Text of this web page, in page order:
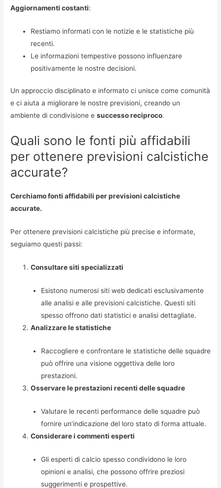
Aggiornamenti costanti:
Restiamo informati con le notizie e le statistiche più
recenti.
Le informazioni tempestive possono influenzare
positivamente le nostre decisioni.
Un approccio disciplinato e informato ci unisce come comunità
e ci aiuta a migliorare le nostre previsioni, creando un
ambiente di condivisione esuccesso reciproco.
Quali sono le fonti più affidabili
per ottenere previsioni calcistiche
accurate?
Cerchiamo fonti affidabili per previsioni calcistiche
accurate.
Per ottenere previsioni calcistiche più precise e informate,
seguiamo questi passi:
Consultare siti specializzati
Esistono numerosi siti web dedicati esclusivamente
alle analisi e alle previsioni calcistiche. Questi siti
spesso offrono dati statistici e analisi dettagliate.
Analizzare le statistiche
Raccogliere e confrontare le statistiche delle squadre
può offrire una visione oggettiva delle loro
prestazioni.
Osservare le prestazioni recenti delle squadre
Valutare le recenti performance delle squadre può
fornire un’indicazione del loro stato di forma attuale.
Considerare i commenti esperti
Gli esperti di calcio spesso condividono le loro
opinioni e analisi, che possono offrire preziosi
suggerimenti e prospettive.